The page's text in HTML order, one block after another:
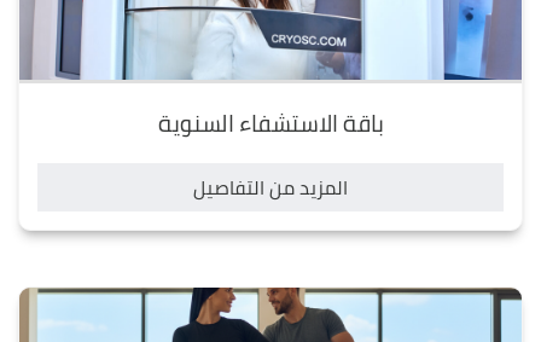
باقة الاستشفاء السنوية
المزيد من التفاصيل